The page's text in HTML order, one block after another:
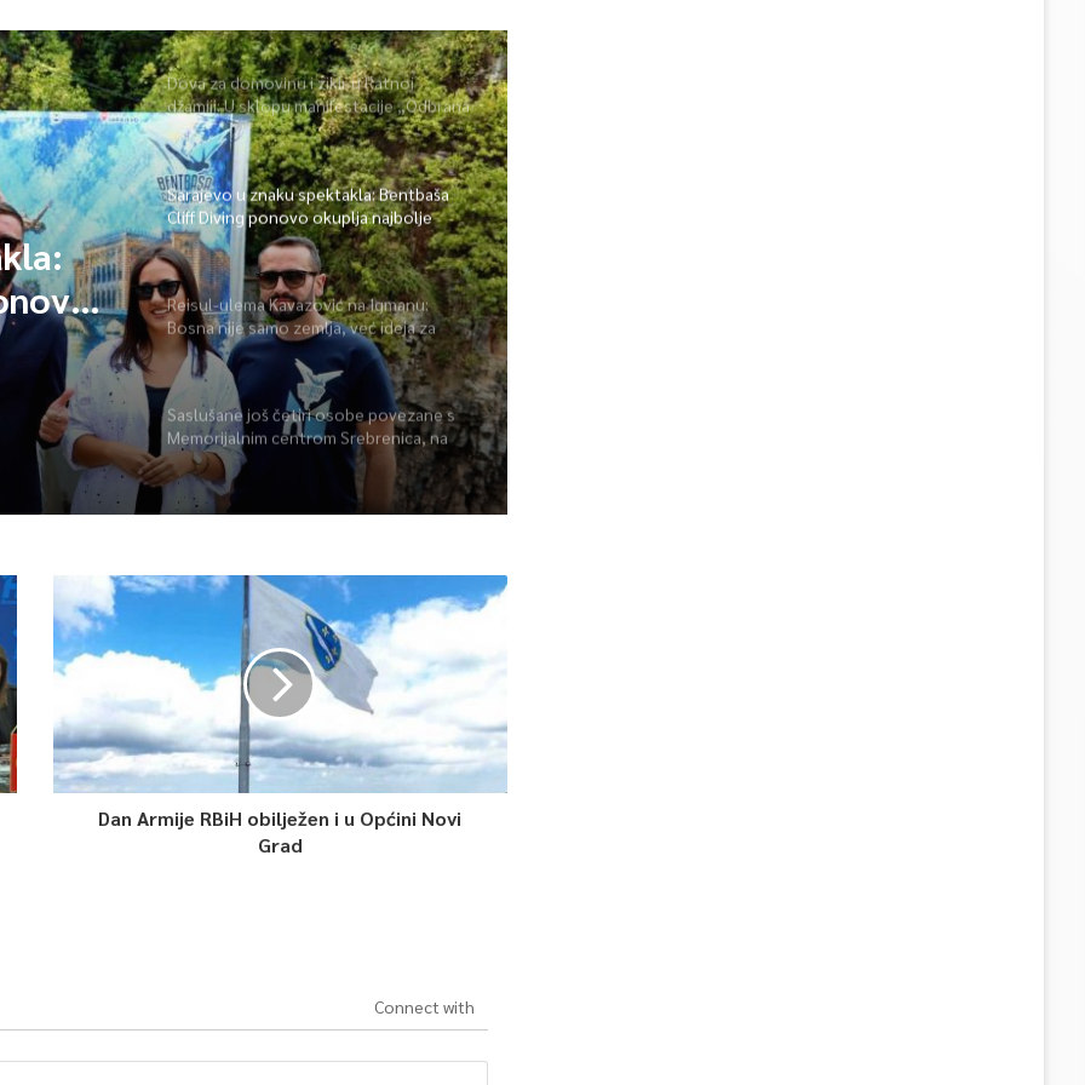
se živi
Dova za domovinu i zikir u Ratnoj
džamiji: U sklopu manifestacije „Odbrana
BiH – Igman 2026“ odana počast
herojima
Sarajevo u znaku spektakla: Bentbaša
Cliff Diving ponovo okuplja najbolje
skakače i vrhunsku zabavu
Reisul-ulema Kavazović na Igmanu:
Bosna nije samo zemlja, već ideja za
koju se živi
Saslušane još četiri osobe povezane s
Memorijalnim centrom Srebrenica, na
spisku ukupno 26
Dan Armije RBiH obilježen i u Općini Novi
Grad
Connect with